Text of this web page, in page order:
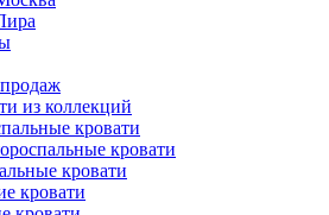
из коллекций
кровати
кровати
кровати
кровати